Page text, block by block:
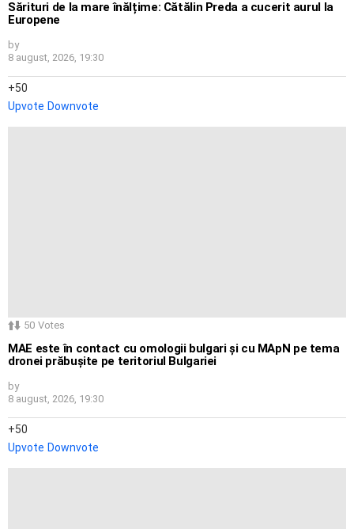
Sărituri de la mare înălțime: Cătălin Preda a cucerit aurul la
Europene
by
8 august, 2026, 19:30
50
Upvote Downvote
50 Votes
MAE este în contact cu omologii bulgari și cu MApN pe tema
dronei prăbușite pe teritoriul Bulgariei
by
8 august, 2026, 19:30
50
Upvote Downvote